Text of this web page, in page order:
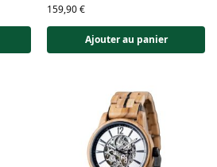
159,90€
Ajouter au panier